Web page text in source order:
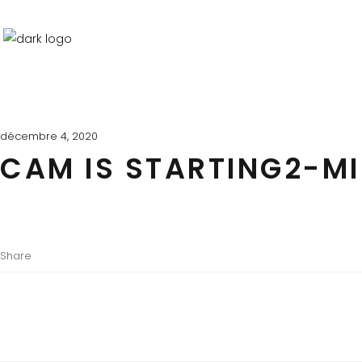
décembre 4, 2020
CAM IS STARTING2-
Share